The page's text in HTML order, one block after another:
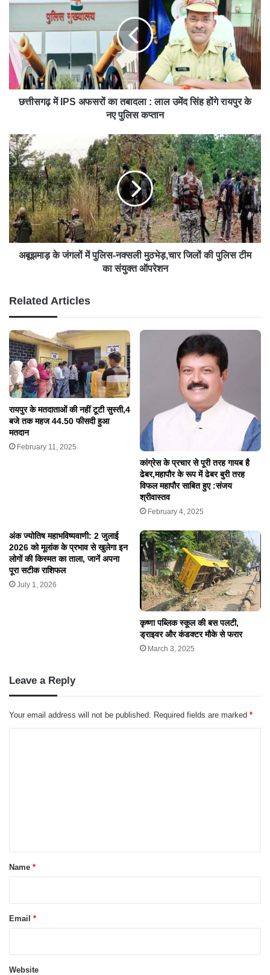
छत्तीसगढ़ में IPS अफसरों का तबादला : लाल उमेंद सिंह होंगे रायपुर के
नए पुलिस कप्तान
अबूझमाड़ के जंगलों में पुलिस-नक्सली मुठभेड़,चार जिलों की पुलिस टीम
का संयुक्त ऑपरेशन
Related Articles
रायपुर के मतदाताओं की नहीं टूटी सुस्ती,4
बजे तक महज 44.50 फीसदी हुआ
मतदान
February 11, 2025
कांग्रेस के प्रचार से पूरी तरह गायब है
ढेबर,महापौर के रूप में ढेबर बुरी तरह
विफल महापौर साबित हुए :संजय
श्रीवास्तव
February 4, 2025
अंक ज्योतिष महाभविष्यवाणी: 2 जुलाई
2026 को मूलांक के प्रभाव से खुलेगा इन
लोगों की किस्मत का ताला, जानें अपना
पूरा सटीक राशिफल
July 1, 2026
कृष्णा पब्लिक स्कूल की बस पलटी,
ड्राइवर और कंडक्टर मौके से फरार
March 3, 2025
Leave a Reply
Your email address will not be published. Required fields are marked *
*
Name *
Email *
Website